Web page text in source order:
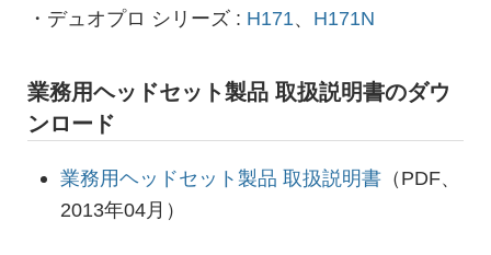
・デュオプロ シリーズ : H171、 H171N
業務用ヘッドセット製品 取扱説明書のダウ
ンロード
業務用ヘッドセット製品 取扱説明書 （PDF、
2013年04月）